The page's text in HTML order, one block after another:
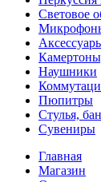
Световое
Наушники
Пюпитры
Стулья,
Сувениры
Главная
Магазин